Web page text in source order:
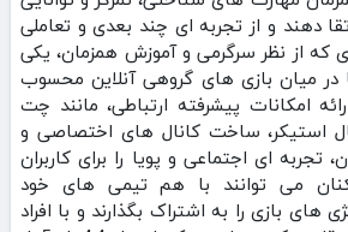
دهند و از تجربه‌ ای چند بعدی و تعاملی
که از نظر سرگرمی و آموزش همزمان، یکی
در میان بازی‌ های گروهی آنلاین محسوب
امکانات پیشرفته ارتباطی، مانند چت
استیکر، ساخت کانال‌ های اختصاصی و
تجربه‌ ای اجتماعی و پویا را برای کاربران
می‌ توانند با هم‌ تیمی‌ های خود
های بازی را به اشتراک بگذارند و با افراد